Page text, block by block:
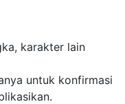
karakter lain
untuk konfirmasi